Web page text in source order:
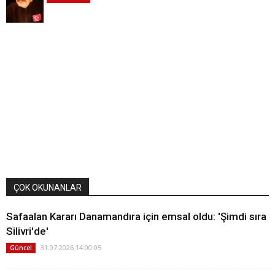
ÇOK OKUNANLAR
Safaalan Kararı Danamandıra için emsal oldu: 'Şimdi sıra
Silivri'de'
Güncel 31.07.2026 14:00:05